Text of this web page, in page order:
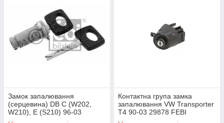
Замок запалювання
(серцевина) DB C (W202,
W210), E (S210) 96-03
Контактна група замка
запалювання VW Transporter
T4 90-03 29878 FEBI